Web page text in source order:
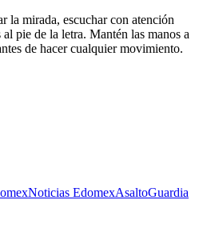
la mirada, escuchar con atención
pie de la letra. Mantén las manos a
de hacer cualquier movimiento.
Noticias EdomexAsaltoGuardia